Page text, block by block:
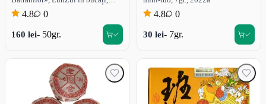
50gr., 2020a
4.8 0
160 lei- 50gr.
4.8 0
30 lei- 7gr.